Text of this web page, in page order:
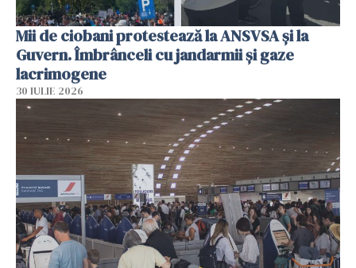
Mii de ciobani protestează la ANSVSA și la
Guvern. Îmbrânceli cu jandarmii și gaze
lacrimogene
30 IULIE 2026